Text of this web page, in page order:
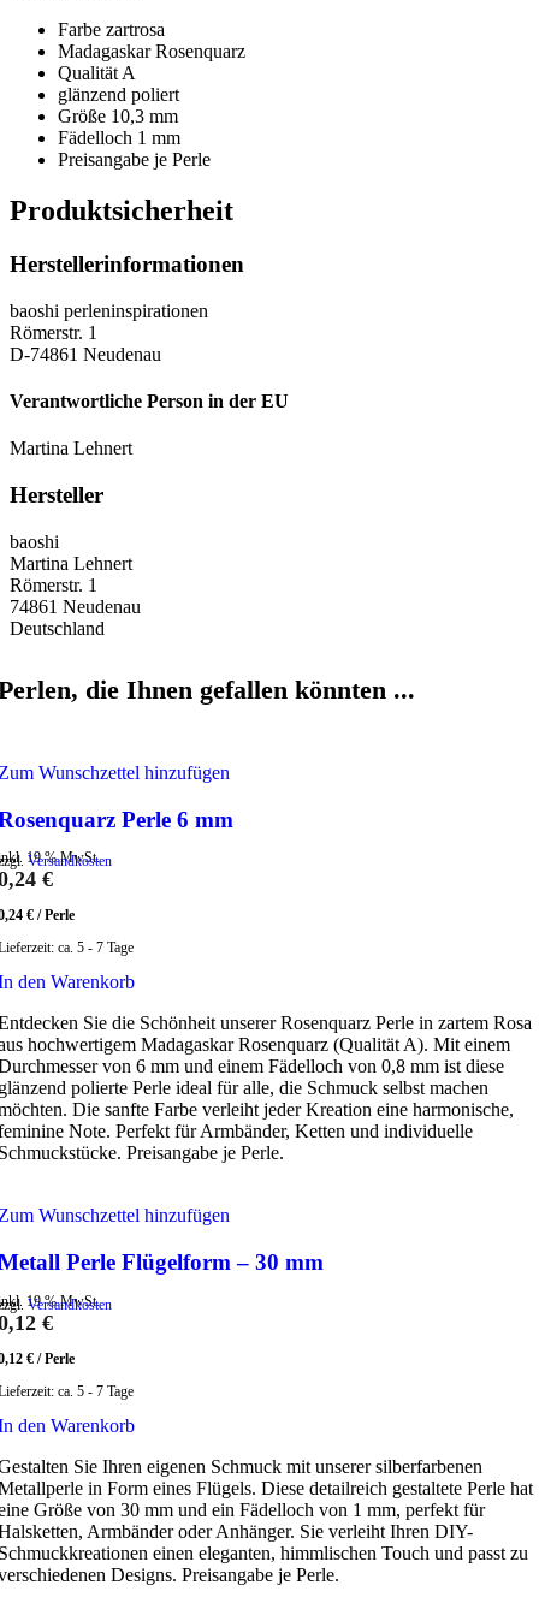
Farbe zartrosa
Madagaskar Rosenquarz
Qualität A
glänzend poliert
Größe 10,3 mm
Fädelloch 1 mm
Preisangabe je Perle
Produktsicherheit
Herstellerinformationen
baoshi perleninspirationen
Römerstr. 1
D-74861 Neudenau
Verantwortliche Person in der EU
Martina Lehnert
Hersteller
baoshi
Martina Lehnert
Römerstr. 1
74861 Neudenau
Deutschland
die Ihnen gefallen könnten ...
Wunschzettel hinzufügen
Perle 6 mm
19 % MwSt.
Versandkosten
€
€ /Perle
ca. 5 - 7 Tage
den Warenkorb
Sie die Schönheit unserer Rosenquarz Perle in zartem Rosa
hochwertigem Madagaskar Rosenquarz (Qualität A). Mit einem
von 6 mm und einem Fädelloch von 0,8 mm ist diese
polierte Perle ideal für alle, die Schmuck selbst machen
Die sanfte Farbe verleiht jeder Kreation eine harmonische,
Note. Perfekt für Armbänder, Ketten und individuelle
Preisangabe je Perle.
Wunschzettel hinzufügen
Perle Flügelform – 30 mm
19 % MwSt.
Versandkosten
€
€ /Perle
ca. 5 - 7 Tage
den Warenkorb
Sie Ihren eigenen Schmuck mit unserer silberfarbenen
in Form eines Flügels. Diese detailreich gestaltete Perle hat
Größe von 30 mm und ein Fädelloch von 1 mm, perfekt für
Armbänder oder Anhänger. Sie verleiht Ihren DIY-
einen eleganten, himmlischen Touch und passt zu
Designs. Preisangabe je Perle.